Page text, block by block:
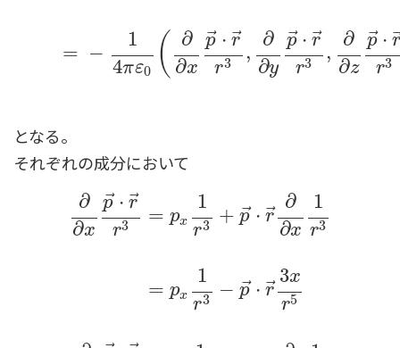
= −
1
4πε0 (
∂
∂x
p ⃗⋅ r⃗
r3 ,
∂
∂y
p⃗⋅ r
r3 ,
∂
∂z
p⃗⋅
r3
となる。
それぞれの成分において
∂
∂x
p⃗⋅ r
r3 =
=
px
1
r3 + p⃗⋅ r⃗
∂
∂x
1
r3
px
1
r3 − p⃗⋅ r⃗
3x
r5